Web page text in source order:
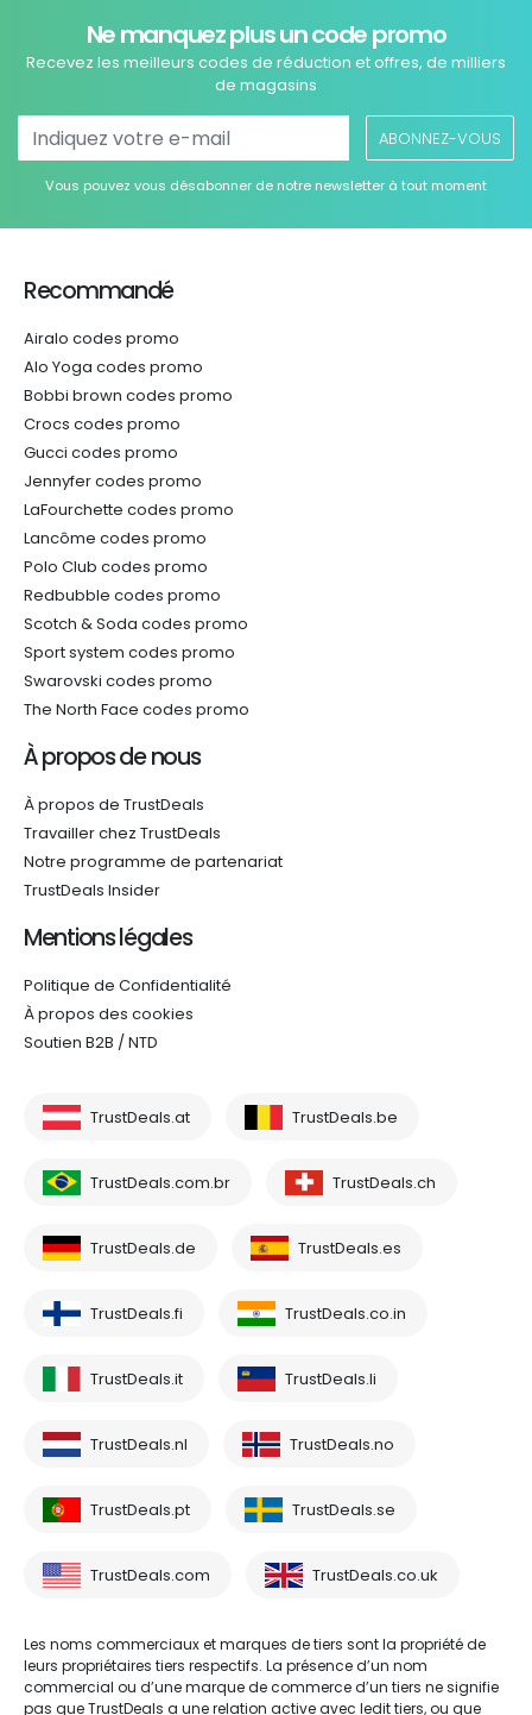
Ne manquez plus un code promo
Recevez les meilleurs codes de réduction et offres, de milliers
de magasins
ABONNEZ-VOUS
Vous pouvez vous désabonner de notre newsletter à tout moment
Recommandé
Airalo codes promo
Alo Yoga codes promo
Bobbi brown codes promo
Crocs codes promo
Gucci codes promo
Jennyfer codes promo
LaFourchette codes promo
Lancôme codes promo
Polo Club codes promo
Redbubble codes promo
Scotch & Soda codes promo
Sport system codes promo
Swarovski codes promo
The North Face codes promo
À propos de nous
À propos de TrustDeals
Travailler chez TrustDeals
Notre programme de partenariat
TrustDeals Insider
Mentions légales
Politique de Confidentialité
À propos des cookies
Soutien B2B / NTD
TrustDeals.at TrustDeals.be
TrustDeals.com.br TrustDeals.ch
TrustDeals.de TrustDeals.es
TrustDeals.fi TrustDeals.co.in
TrustDeals.it TrustDeals.li
TrustDeals.nl TrustDeals.no
TrustDeals.pt TrustDeals.se
TrustDeals.com TrustDeals.co.uk
Les noms commerciaux et marques de tiers sont la propriété de
leurs propriétaires tiers respectifs. La présence d’un nom
commercial ou d’une marque de commerce d’un tiers ne signifie
pas que TrustDeals a une relation active avec ledit tiers, ou que